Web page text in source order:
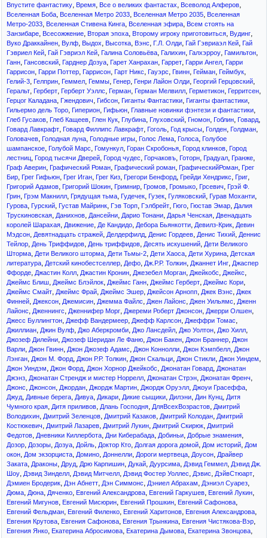
Впустите фантастику, Время, Все о великих фантастах, Всеволод Алферов,
Вселенная Боба, Вселенная Метро 2033, Вселенная Метро 2035, Вселенная
Метро-2033, Вселенная Стивена Кинга, Вселенная эфира, Всем стоять на
Занзибаре, Всесожжение, Вторая эпоха, Второму игроку приготовиться, Вудинг,
Вуко Драккайнен, Вулф, Выдох, Высотка, Вэнс, Г.Л. Олди, Гай Гэвриаэл Кей, Гай
Гэвриел Кей, Гай Гэвриэл Кей, Галина Соловьёва, Галихин, Галхэрроу, Гамильтон,
Ганн, Гансовский, Гарднер Дозуа, Гарет Ханрахан, Гаррет, Гарри Ангел, Гарри
Гаррисон, Гарри Поттер, Гаррисон, Гарт Никс, Гауэрс, Гвинн, Гейман, Геймбук,
Гелий-3, Гелприн, Геммел, Геммы, Генер, Генри Лайон Олди, Георгий Герцовский,
Геральт, Герберт, Герберт Уэллс, Герман, Герман Мелвилл, Герметикон, Герритсен,
Герцог Каладана, Гжендович, Гибсон, Гиганты Фантастики, Гиганты фантастики,
Гильермо дель Торо, Гиперион, Гифьюн, Главные новинки фэнтези и фантастики,
Глеб Гусаков, Глеб Кащеев, Глен Кук, Глубина, Глуховский, Гномон, Гоблин, Говард,
Говард Лавкрафт, Говард Филлипс Лавкрафт, Гоголь, Год крысы, Голден, Голдман,
Головачев, Голодная луна, Голодные игры, Голос Лема, Голоса, Голубое
шампанское, Голубой Марс, Гомункул, Горан Скробонья, Город клинков, Город
лестниц, Город тысячи Дверей, Город чудес, Горчаковъ, Готорн, Градуал, Гранже,
Граф Аверин, Графический Роман, Графический роман, ГрафическийРоман, Грег
Бир, Грег Гифьюн, Грег Иган, Грег Киз, Грегори Бенфорд, Грейди Хендрикс, Григ,
Григорий Адамов, Григорий Шокин, Гримнир, Громов, Громыко, Грсевич, Грэй Ф.
Грин, Грэм Макнилл, Грядущая тьма, Гудечек, Гузек, Гуляковский, Гурав Моханти,
Гурова, Гурский, Густав Майринк, Гэв Торп, Гэлбрейт, Гюго, Гюстав Эмар, Далия
Трускиновская, Данихнов, Дансейни, Дарио Тонани, Дарья Ченская, Двенадцать
королей Шарахая, Движение, Де Кандидо, Дебора Бьянкотти, Девилз-Крик, Девин
Мэдсон, Девятнадцать стражей, Делдерфилд, Денис Гордеев, Денис Тихий, Деннис
Тейлор, День Триффидов, День триффидов, Десять искушений, Дети Великого
Шторма, Дети Великого шторма, Дети Тьмы-2, Дети Хаоса, Дети Хурина, Детская
литература, Детский кинобестселлер, Дефо, Дж.Р.Р. Толкин, Джаннет Инг, Джаспер
Ффорде, Джастин Колл, Джастин Кронин, Джезебел Морган, Джейкобс, Джейкс,
Джеймс Блиш, Джеймс Блэйлок, Джеймс Ганн, Джеймс Герберт, Джеймс Кори,
Джеймс Смайт, Джеймс Фрай, Джеймс Эшер, Джейсон Арнопп, Джек Вэнс, Джек
Финней, Джексон, Джемисин, Джемма Файлс, Джен Лайонс, Джен Уильямс, Дженн
Лайонс, Дженнингс, Дженнифер Морг, Джереми Роберт Джонсон, Джерри Олшен,
Джесс Буллингтон, Джефф Вандермеер, Джефф Карлсон, Джеффри Томас,
Джиллиан, Джин Вулф, Джо Аберкромби, Джо Лансдейл, Джо Уолтон, Джо Хилл,
Джозеф Дилейни, Джозеф Шеридан Ле Фаню, Джон Бакен, Джон Браннер, Джон
Варли, Джон Гвинн, Джон Джозеф Адамс, Джон Коннолли, Джон Кэмпбелл, Джон
Лэнган, Джон М. Форд, Джон Р.Р. Толкин, Джон Скальци, Джон Стикли, Джон Уиндем,
Джон Уиндэм, Джон Форд, Джон Хорнор Джейкобс, Джонатан Говард, Джонатан
Джэнз, Джонатан Стрендж и мистер Норрелл, Джонатан Стрэн, Джонатан Френч,
Джонс, Джонсон, Джордан, Джордж Мартин, Джордж Оруэлл, Джоуи Грасеффа,
Джуд, Дивные берега, Дивуа, Дикари, Дикие сыщики, Дилэни, Дин Кунц, Дитя
Чумного края, Дитя приливов, Длань Господня, ДляВсехВозрастов, Дмитрий
Володихин, Дмитрий Зеленцов, Дмитрий Казаков, Дмитрий Колодан, Дмитрий
Костюкевич, Дмитрий Лазарев, Дмитрий Лукин, Дмитрий Скирюк, Дмитрий
Федотов, Дневники Киллербота, Дни Киберабада, Добиньи, Добрые знамения,
Дозор, Дозоры, Дозуа, Дойль, Доктор Кто, Долгая дорога домой, Дом историй, Дом
окон, Дом экзорциста, Домино, Доннелли, Дороги мертвеца, Доусон, Драйвер
Заката, Драконы, Друд, Дрю Карпишин, Дукай, Дуурсима, Дэвид Геммел, Дэвид Дж.
Шоу, Дэвид Зинделл, Дэвид Митчелл, Дэвид Фостер Уоллес, Дэвис, ДэйвСтюарт,
Дэмиен Бродерик, Дэн Абнетт, Дэн Симмонс, Дэниел Абрахам, Дэниэл Суарез,
Дюма, Дюна, Дяченко, Евгений Александрова, Евгений Гаркушев, Евгений Лукин,
Евгений Мигунов, Евгений Мисюрин, Евгений Прошкин, Евгений Сафонова,
Евгений Фельдман, Евгений Филенко, Евгений Харитонов, Евгения Александрова,
Евгения Крутова, Евгения Сафонова, Евгения Трынкина, Евгения Чистякова-Вэр,
Евгения Янко, Екатерина Абросимова, Екатерина Дымова, Екатерина Звонцова,